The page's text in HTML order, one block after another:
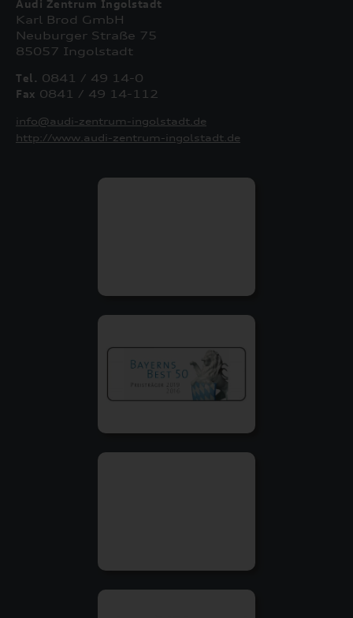
Audi Zentrum Ingolstadt
Karl Brod GmbH
Neuburger Straße 75
85057 Ingolstadt
Tel. 0841 / 49 14-0
Fax 0841 / 49 14-112
info@audi-zentrum-ingolstadt.de
http://www.audi-zentrum-ingolstadt.de